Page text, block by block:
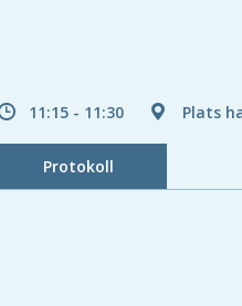
11:15 - 11:30 Plats
Protokoll